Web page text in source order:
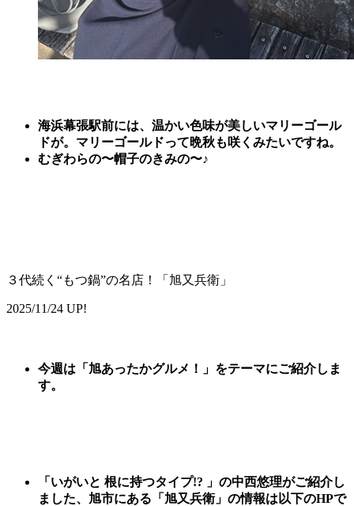
海浜幕張駅前には、温かい色味が美しいマリーゴール
ドが。マリーゴールドって晩秋も咲くみたいですね。
むぎわらの〜帽子のきみの〜♪
３代続く“もつ鍋”の名店！「旭又兵衛」
2025/11/24 UP!
今週は 「 旭あったかグルメ ！ 」 をテーマにご紹介しま
す。
「いがいと 根に持つタイプ!? 」の中西悠理がご紹介し
ました、 旭市にある「旭又兵衛」 の情報は以下のHPで